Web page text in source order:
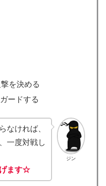
を決める
ードする
ジン
なければ、
一度対戦し
ます☆